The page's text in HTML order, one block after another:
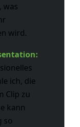
was
wird.
ich, die
Clip zu
kann
so